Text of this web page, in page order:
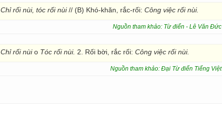
Chỉ rối nùi, tóc rối nùi// (B) Khó-khăn, rắc-rối: Công việc rối nùi.
Nguồn tham khảo: Từ điển - Lê Văn Đức
Chỉ rối nùio Tóc rối nùi. 2. Rối bời, rắc rối: Công việc rối nùi.
Nguồn tham khảo: Đại Từ điển Tiếng Việt